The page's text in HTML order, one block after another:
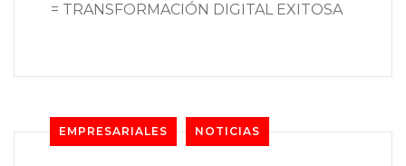
= TRANSFORMACIÓN DIGITAL EXITOSA
EMPRESARIALES NOTICIAS